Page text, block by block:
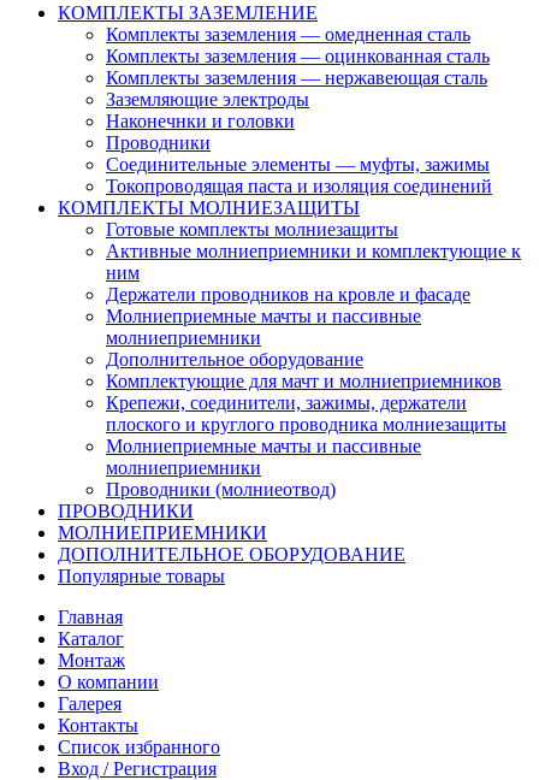
КОМПЛЕКТЫ ЗАЗЕМЛЕНИЕ
Комплекты заземления — омедненная сталь
Комплекты заземления — оцинкованная сталь
Комплекты заземления — нержавеющая сталь
Заземляющие электроды
Наконечнки и головки
Проводники
Соединительные элементы — муфты, зажимы
Токопроводящая паста и изоляция соединений
КОМПЛЕКТЫ МОЛНИЕЗАЩИТЫ
Готовые комплекты молниезащиты
Активные молниеприемники и комплектующие к
ним
Держатели проводников на кровле и фасаде
Молниеприемные мачты и пассивные
молниеприемники
Дополнительное оборудование
Комплектующие для мачт и молниеприемников
Крепежи, соединители, зажимы, держатели
плоского и круглого проводника молниезащиты
Молниеприемные мачты и пассивные
молниеприемники
Проводники (молниеотвод)
ПРОВОДНИКИ
МОЛНИЕПРИЕМНИКИ
ДОПОЛНИТЕЛЬНОЕ ОБОРУДОВАНИЕ
Популярные товары
Главная
Каталог
Монтаж
О компании
Галерея
Контакты
Список избранного
Вход / Регистрация